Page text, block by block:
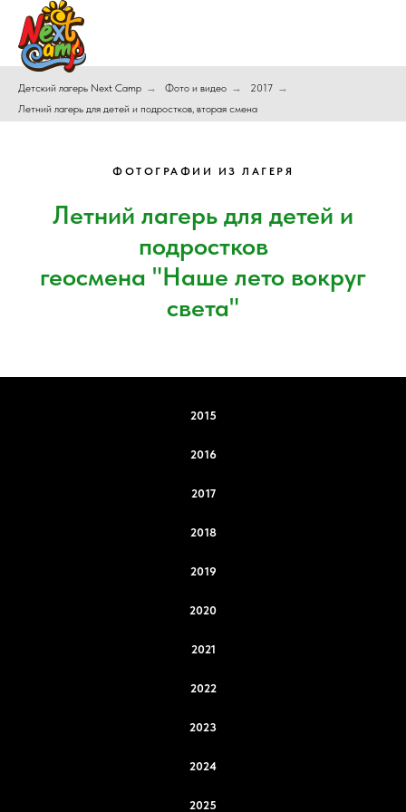
Детский лагерь Next Camp → Фото и видео → 2017 →
Летний лагерь для детей и подростков, вторая смена
ФОТОГРАФИИ ИЗ ЛАГЕРЯ
Летний лагерь для детей и
подростков
геосмена "Наше лето вокруг
света"
2015
2016
2017
2018
2019
2020
2021
2022
2023
2024
2025